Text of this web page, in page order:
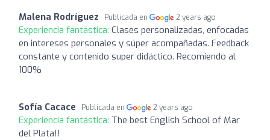
Malena Rodríguez Publicada en 2 years ago
Experiencia fantástica: Clases personalizadas, enfocadas
en intereses personales y súper acompañadas. Feedback
constante y contenido super didáctico. Recomiendo al
100%
Sofía Cacace Publicada en 2 years ago
Experiencia fantástica: The best English School of Mar
del Plata!!